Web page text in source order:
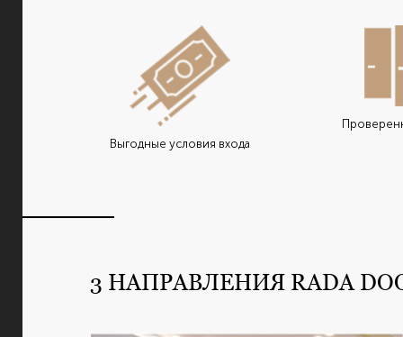
Выгодные условия входа
3 НАПРАВЛЕНИЯ RADA